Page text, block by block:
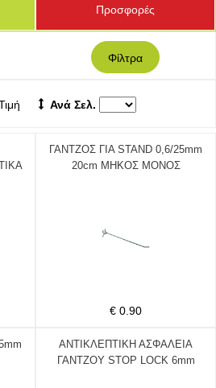
Προσφορές
Φίλτρα
Ανά Σελ.
ΓΑΝΤΖΟΣ ΓΙΑ STAND 0,6/25mm
20cm ΜΗΚΟΣ ΜΟΝΟΣ
€ 0.90
ΑΝΤΙΚΛΕΠΤΙΚΗ ΑΣΦΑΛΕΙΑ
ΓΑΝΤΖΟΥ STOP LOCK 6mm